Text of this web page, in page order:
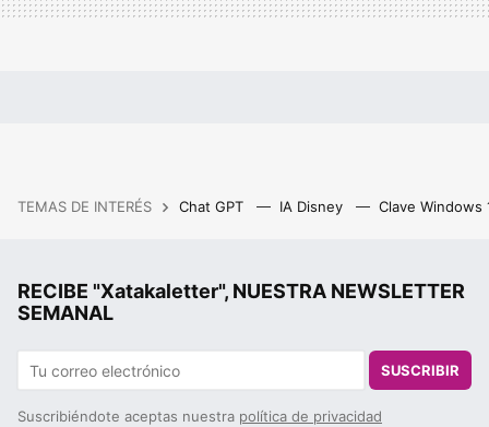
TEMAS DE INTERÉS Chat GPT IA Disney Clave Windows
RECIBE "Xatakaletter", NUESTRA NEWSLETTER
SEMANAL
SUSCRIBIR
Suscribiéndote aceptas nuestra política de privacidad